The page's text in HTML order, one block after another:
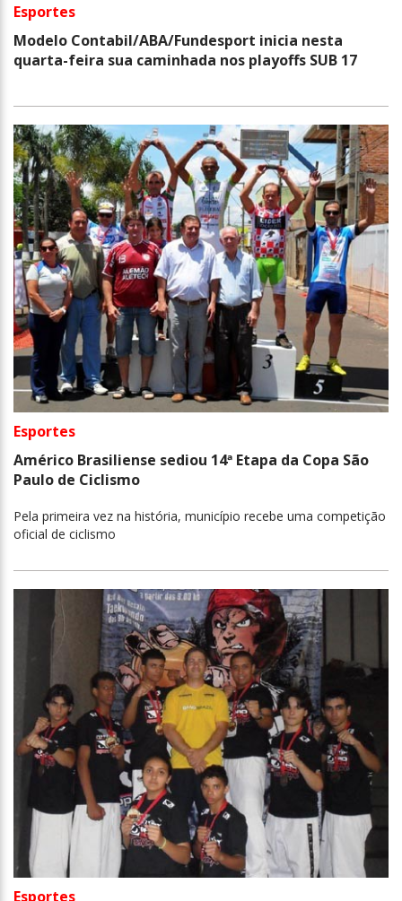
Esportes
Modelo Contabil/ABA/Fundesport inicia nesta
quarta-feira sua caminhada nos playoffs SUB 17
Esportes
Américo Brasiliense sediou 14ª Etapa da Copa São
Paulo de Ciclismo
Pela primeira vez na história, município recebe uma competição
oficial de ciclismo
Esportes